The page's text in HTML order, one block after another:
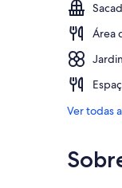
Área
Ver todas